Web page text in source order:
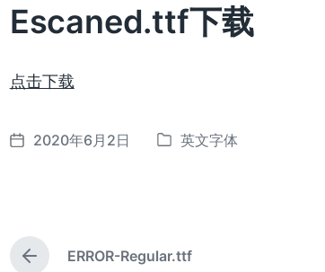
Escaned.ttf下载
点击下载
发
2020年6月2日
发
英文字体
上
ERROR-Regular.ttf